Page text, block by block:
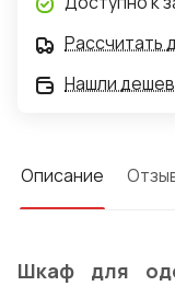
Рассчитать
Нашли
Описание
Шкаф для